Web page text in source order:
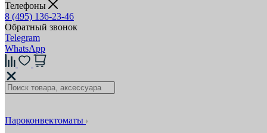
Телефоны
8 (495) 136-23-46
Обратный звонок
Telegram
WhatsApp
Пароконвектоматы